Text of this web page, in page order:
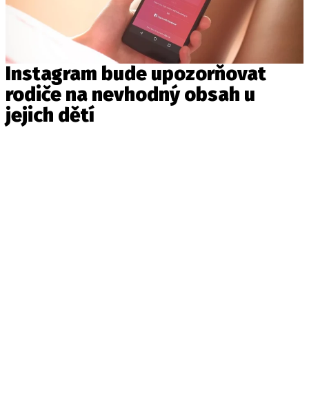
Instagram bude upozorňovat
rodiče na nevhodný obsah u
jejich dětí